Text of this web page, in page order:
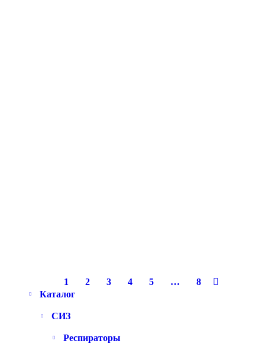
1 2 3 4 5 …
8
Каталог
СИЗ
Респираторы